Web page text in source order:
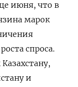
июня, что в
марок
спроса.
и